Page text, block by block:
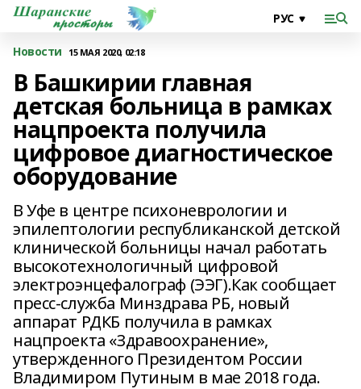
Новости 15 МАЯ 2020, 02:18
В Башкирии главная
детская больница в рамках
нацпроекта получила
цифровое диагностическое
оборудование
В Уфе в центре психоневрологии и
эпилептологии республиканской детской
клинической больницы начал работать
высокотехнологичный цифровой
электроэнцефалограф (ЭЭГ).Как сообщает
пресс-служба Минздрава РБ, новый
аппарат РДКБ получила в рамках
нацпроекта «Здравоохранение»,
утвержденного Президентом России
Владимиром Путиным в мае 2018 года.